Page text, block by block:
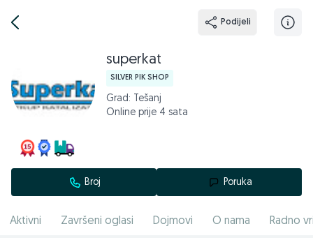
Podijeli
superkat
SILVER PIK SHOP
Grad: Tešanj
Online prije 4 sata
Broj Poruka
Aktivni Završeni oglasi Dojmovi O nama Radno